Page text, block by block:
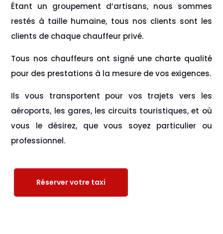
Étant un groupement d’artisans, nous sommes
restés à taille humaine, tous nos clients sont les
clients de chaque chauffeur privé.
Tous nos chauffeurs ont signé une charte qualité
pour des prestations à la mesure de vos exigences.
Ils vous transportent pour vos trajets vers les
aéroports, les gares, les circuits touristiques, et où
vous le désirez, que vous soyez particulier ou
professionnel.
Réserver votre taxi